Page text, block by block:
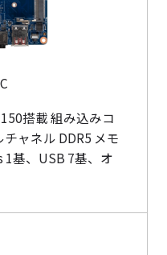
搭載 組み込みコ
ャネル DDR5 メモ
1基、USB 7基、オ